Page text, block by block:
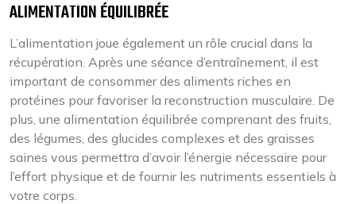
ALIMENTATION ÉQUILIBRÉE
L’alimentation joue également un rôle crucial dans la
récupération. Après une séance d’entraînement, il est
important de consommer des aliments riches en
protéines pour favoriser la reconstruction musculaire. De
plus, une alimentation équilibrée comprenant des fruits,
des légumes, des glucides complexes et des graisses
saines vous permettra d’avoir l’énergie nécessaire pour
l’effort physique et de fournir les nutriments essentiels à
votre corps.